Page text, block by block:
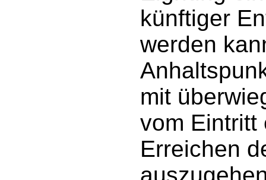
künftiger
werden
mit
vom Eintritt
Erreichen